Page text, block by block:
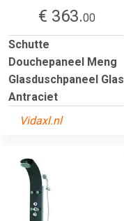
€ 363.00
Schutte
Douchepaneel Meng
Glasduschpaneel Glas
Antraciet
Vidaxl.nl